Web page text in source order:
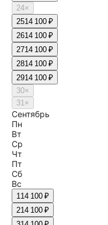
24×
2514 100 ₽
2614 100 ₽
2714 100 ₽
2814 100 ₽
2914 100 ₽
30×
31×
Сентябрь
Пн
Вт
Ср
Чт
Пт
Сб
Вс
114 100 ₽
214 100 ₽